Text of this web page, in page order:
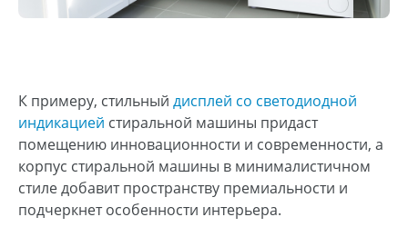
К примеру, стильный дисплей со светодиодной
индикацией стиральной машины придаст
помещению инновационности и современности, а
корпус стиральной машины в минималистичном
стиле добавит пространству премиальности и
подчеркнет особенности интерьера.